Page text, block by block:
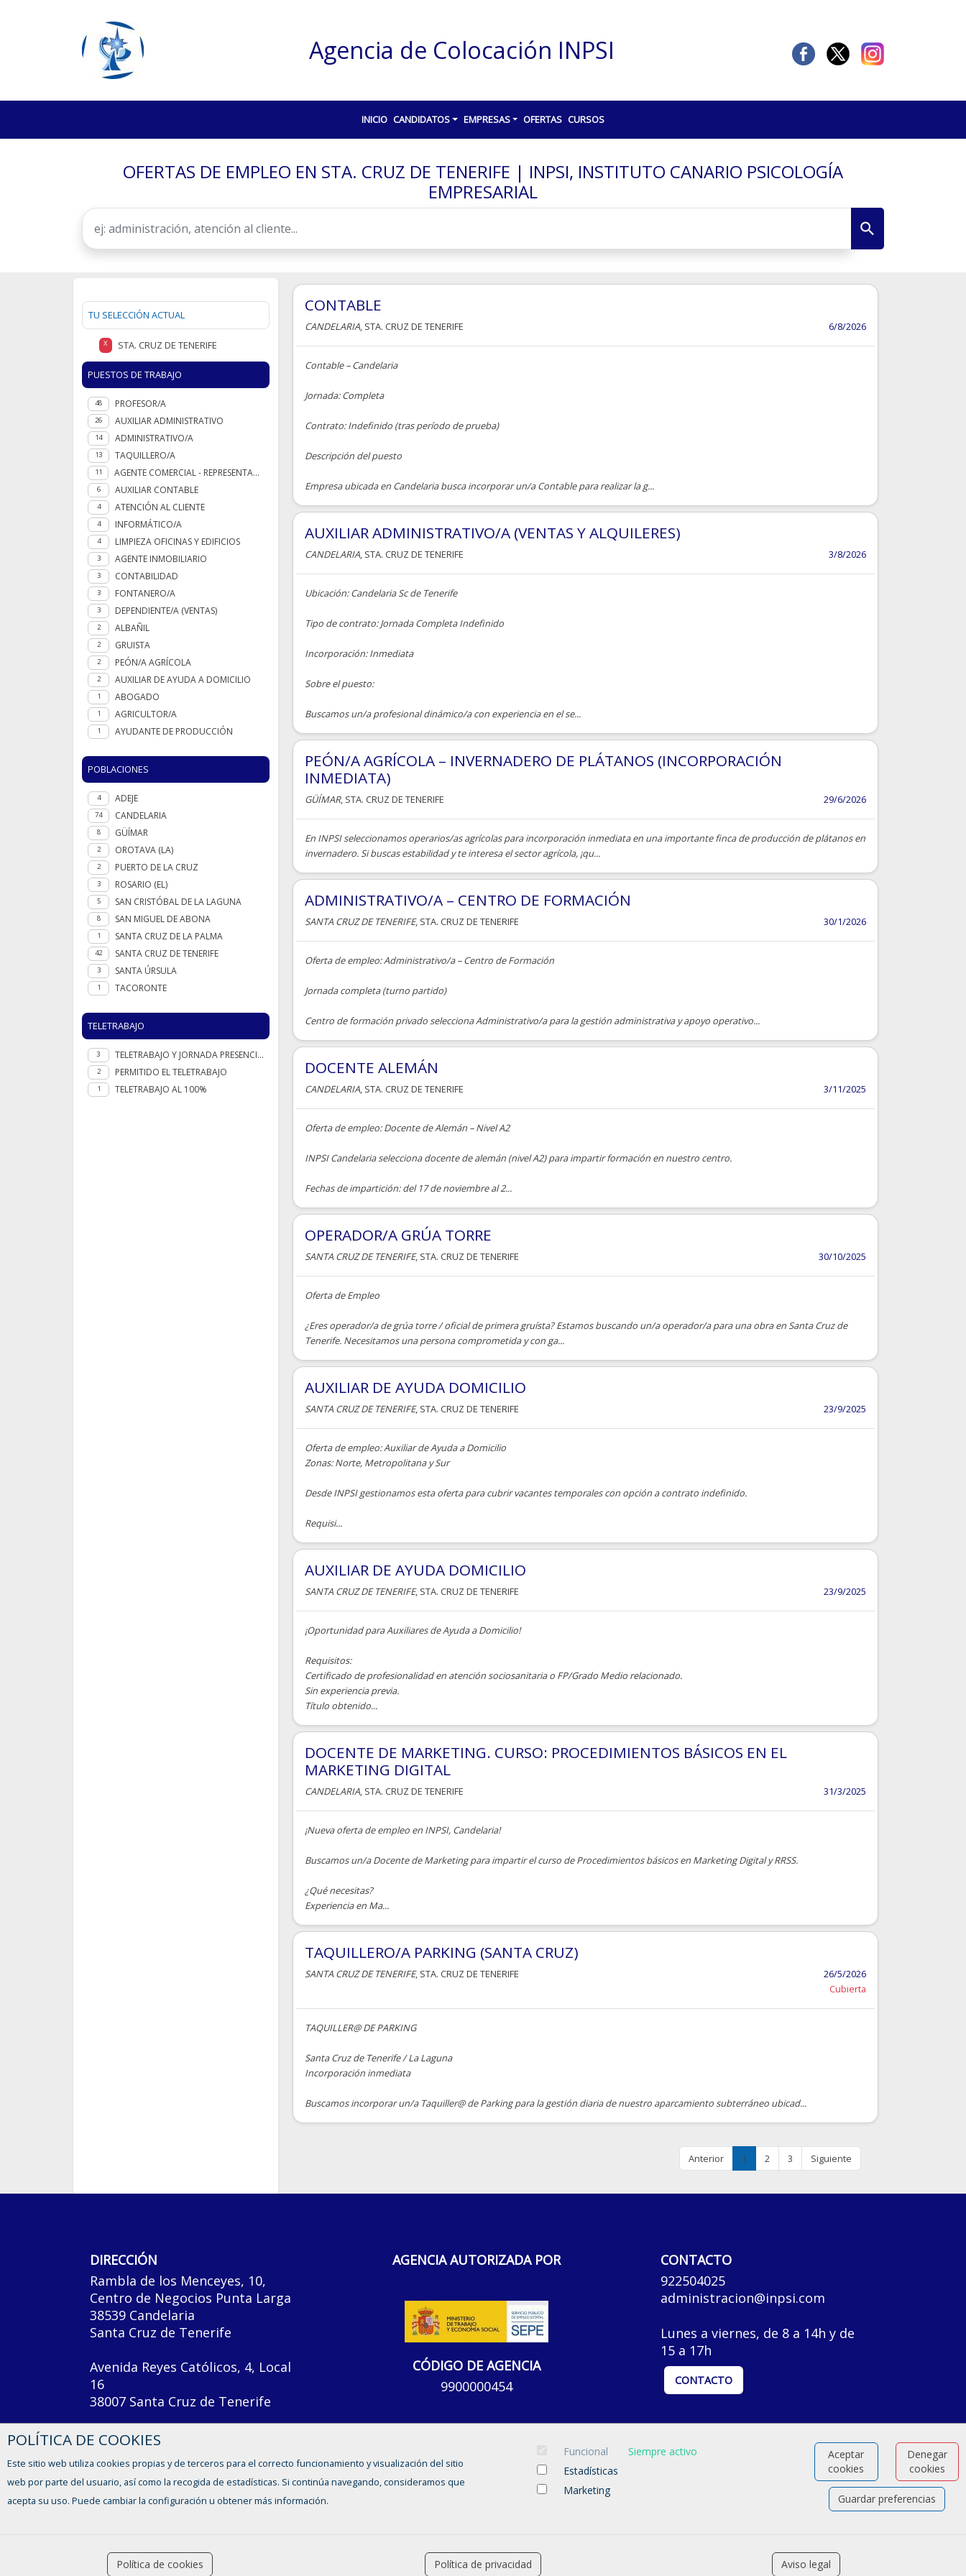
Agencia de Colocación INPSI
INICIO CANDIDATOS EMPRESAS OFERTAS CURSOS
OFERTAS DE EMPLEO EN STA. CRUZ DE TENERIFE | INPSI, INSTITUTO CANARIO PSICOLOGÍA
EMPRESARIAL
TU SELECCIÓN ACTUAL
X STA. CRUZ DE TENERIFE
PUESTOS DE TRABAJO
48 PROFESOR/A
26 AUXILIAR ADMINISTRATIVO
14 ADMINISTRATIVO/A
13 TAQUILLERO/A
11 AGENTE COMERCIAL - REPRESENTANTE
6 AUXILIAR CONTABLE
4 ATENCIÓN AL CLIENTE
4 INFORMÁTICO/A
4 LIMPIEZA OFICINAS Y EDIFICIOS
3 AGENTE INMOBILIARIO
3 CONTABILIDAD
3 FONTANERO/A
3 DEPENDIENTE/A (VENTAS)
2 ALBAÑIL
2 GRUISTA
2 PEÓN/A AGRÍCOLA
2 AUXILIAR DE AYUDA A DOMICILIO
1 ABOGADO
1 AGRICULTOR/A
1 AYUDANTE DE PRODUCCIÓN
POBLACIONES
4 ADEJE
74 CANDELARIA
8 GÜÍMAR
2 OROTAVA (LA)
2 PUERTO DE LA CRUZ
3 ROSARIO (EL)
5 SAN CRISTÓBAL DE LA LAGUNA
8 SAN MIGUEL DE ABONA
1 SANTA CRUZ DE LA PALMA
42 SANTA CRUZ DE TENERIFE
3 SANTA ÚRSULA
1 TACORONTE
TELETRABAJO
3 TELETRABAJO Y JORNADA PRESENCIAL
2 PERMITIDO EL TELETRABAJO
1 TELETRABAJO AL 100%
CONTABLE
CANDELARIA, STA. CRUZ DE TENERIFE 6/8/2026
Contable – Candelaria
Jornada: Completa
Contrato: Indefinido (tras período de prueba)
Descripción del puesto
Empresa ubicada en Candelaria busca incorporar un/a Contable para realizar la g...
AUXILIAR ADMINISTRATIVO/A (VENTAS Y ALQUILERES)
CANDELARIA, STA. CRUZ DE TENERIFE 3/8/2026
Ubicación: Candelaria Sc de Tenerife
Tipo de contrato: Jornada Completa Indefinido
Incorporación: Inmediata
Sobre el puesto:
Buscamos un/a profesional dinámico/a con experiencia en el se...
PEÓN/A AGRÍCOLA – INVERNADERO DE PLÁTANOS (INCORPORACIÓN
INMEDIATA)
GÜÍMAR, STA. CRUZ DE TENERIFE 29/6/2026
En INPSI seleccionamos operarios/as agrícolas para incorporación inmediata en una importante finca de producción de plátanos en
invernadero. Si buscas estabilidad y te interesa el sector agrícola, ¡qu...
ADMINISTRATIVO/A – CENTRO DE FORMACIÓN
SANTA CRUZ DE TENERIFE, STA. CRUZ DE TENERIFE 30/1/2026
Oferta de empleo: Administrativo/a – Centro de Formación
Jornada completa (turno partido)
Centro de formación privado selecciona Administrativo/a para la gestión administrativa y apoyo operativo...
DOCENTE ALEMÁN
CANDELARIA, STA. CRUZ DE TENERIFE 3/11/2025
Oferta de empleo: Docente de Alemán – Nivel A2
INPSI Candelaria selecciona docente de alemán (nivel A2) para impartir formación en nuestro centro.
Fechas de impartición: del 17 de noviembre al 2...
OPERADOR/A GRÚA TORRE
SANTA CRUZ DE TENERIFE, STA. CRUZ DE TENERIFE 30/10/2025
Oferta de Empleo
¿Eres operador/a de grúa torre / oficial de primera gruísta? Estamos buscando un/a operador/a para una obra en Santa Cruz de
Tenerife. Necesitamos una persona comprometida y con ga...
AUXILIAR DE AYUDA DOMICILIO
SANTA CRUZ DE TENERIFE, STA. CRUZ DE TENERIFE 23/9/2025
Oferta de empleo: Auxiliar de Ayuda a Domicilio
Zonas: Norte, Metropolitana y Sur
Desde INPSI gestionamos esta oferta para cubrir vacantes temporales con opción a contrato indefinido.
Requisi...
AUXILIAR DE AYUDA DOMICILIO
SANTA CRUZ DE TENERIFE, STA. CRUZ DE TENERIFE 23/9/2025
¡Oportunidad para Auxiliares de Ayuda a Domicilio!
Requisitos:
Certificado de profesionalidad en atención sociosanitaria o FP/Grado Medio relacionado.
Sin experiencia previa.
Título obtenido...
DOCENTE DE MARKETING. CURSO: PROCEDIMIENTOS BÁSICOS EN EL
MARKETING DIGITAL
CANDELARIA, STA. CRUZ DE TENERIFE 31/3/2025
¡Nueva oferta de empleo en INPSI, Candelaria!
Buscamos un/a Docente de Marketing para impartir el curso de Procedimientos básicos en Marketing Digital y RRSS.
¿Qué necesitas?
Experiencia en Ma...
TAQUILLERO/A PARKING (SANTA CRUZ)
SANTA CRUZ DE TENERIFE, STA. CRUZ DE TENERIFE
26/5/2026
Cubierta
TAQUILLER@ DE PARKING
Santa Cruz de Tenerife / La Laguna
Incorporación inmediata
Buscamos incorporar un/a Taquiller@ de Parking para la gestión diaria de nuestro aparcamiento subterráneo ubicad...
Anterior 1 2 3 Siguiente
DIRECCIÓN
Rambla de los Menceyes, 10,
Centro de Negocios Punta Larga
38539 Candelaria
Santa Cruz de Tenerife
Avenida Reyes Católicos, 4, Local
16
38007 Santa Cruz de Tenerife
AGENCIA AUTORIZADA POR
CÓDIGO DE AGENCIA
9900000454
CONTACTO
922504025
administracion@inpsi.com
Lunes a viernes, de 8 a 14h y de
15 a 17h
CONTACTO
Ofertas de empleo
Formación
Política de privacidad-Política de Cookies
POLÍTICA DE COOKIES
Este sitio web utiliza cookies propias y de terceros para el correcto funcionamiento y visualización del sitio
web por parte del usuario, así como la recogida de estadísticas. Si continúa navegando, consideramos que
acepta su uso. Puede cambiar la configuración u obtener más información.
Funcional
Siempre activo
Estadísticas
Marketing
Aceptar
cookies
Denegar
cookies
Guardar preferencias
Política de cookies Política de privacidad Aviso legal